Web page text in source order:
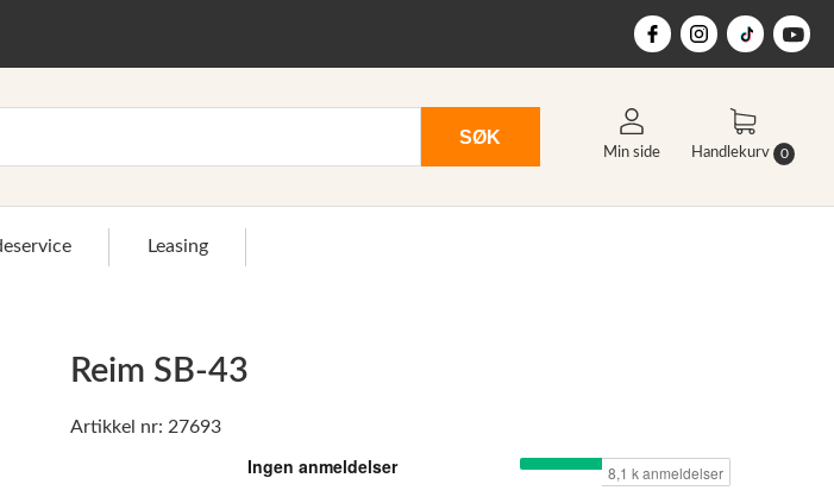
SØK
Min side Handlekurv 0
Leasing
Reim SB-43
Artikkel nr: 27693